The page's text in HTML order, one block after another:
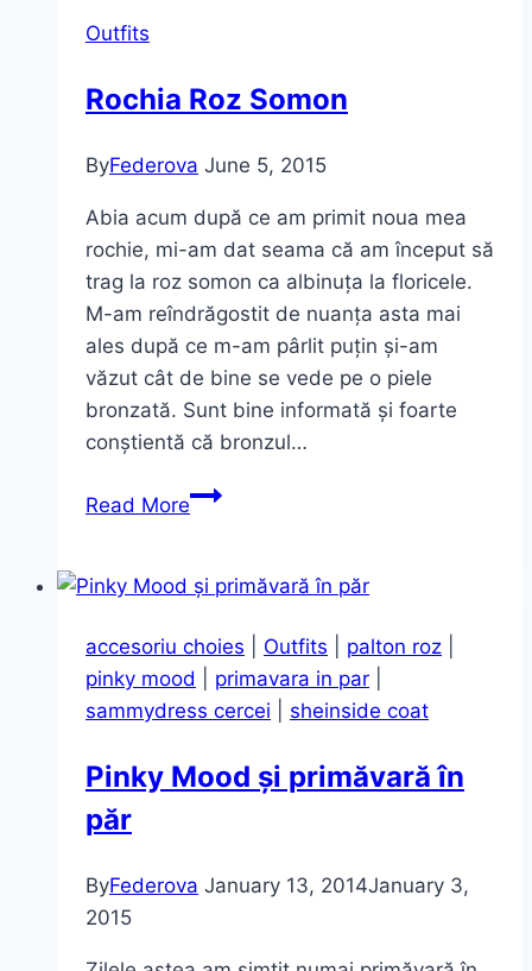
Outfits
Rochia Roz Somon
ByFederova June 5, 2015
Abia acum după ce am primit noua mea
rochie, mi-am dat seama că am început să
trag la roz somon ca albinuța la floricele.
M-am reîndrăgostit de nuanța asta mai
ales după ce m-am pârlit puțin și-am
văzut cât de bine se vede pe o piele
bronzată. Sunt bine informată și foarte
conștientă că bronzul…
Read MoreRochia
accesoriu choies Outfits palton roz
pinky mood
primavara in par
sammydress cercei
sheinside coat
Pinky Mood și primăvară în
păr
ByFederova January 13, 2014January 3,
2015